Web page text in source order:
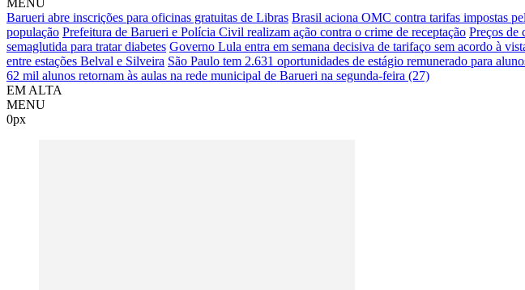
Barueri abre inscrições para oficinas gratuitas de Libras Brasil aciona OMC contra tarifas impostas
população Prefeitura de Barueri e Polícia Civil realizam ação contra o crime de receptação Preços de
semaglutida para tratar diabetes Governo Lula entra em semana decisiva de tarifaço sem acordo à
entre estações Belval e Silveira São Paulo tem 2.631 oportunidades de estágio remunerado para
62 mil alunos retornam às aulas na rede municipal de Barueri na segunda-feira (27)
EM ALTA
MENU
0px